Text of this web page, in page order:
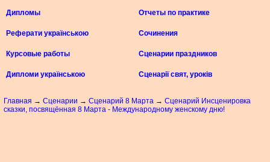
Дипломы Отчеты по практике
Реферати українською Сочинения
Курсовые работы Сценарии праздников
Дипломи українською Сценарії свят, уроків
Главная → Сценарии → Сценарий 8 Марта → Сценарий Инсценировка
сказки, посвящённая 8 Марта - Международному женскому дню!